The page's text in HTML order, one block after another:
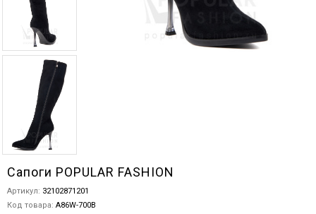
Сапоги POPULAR FASHION
Артикул: 32102871201
Код товара: A86W-700B